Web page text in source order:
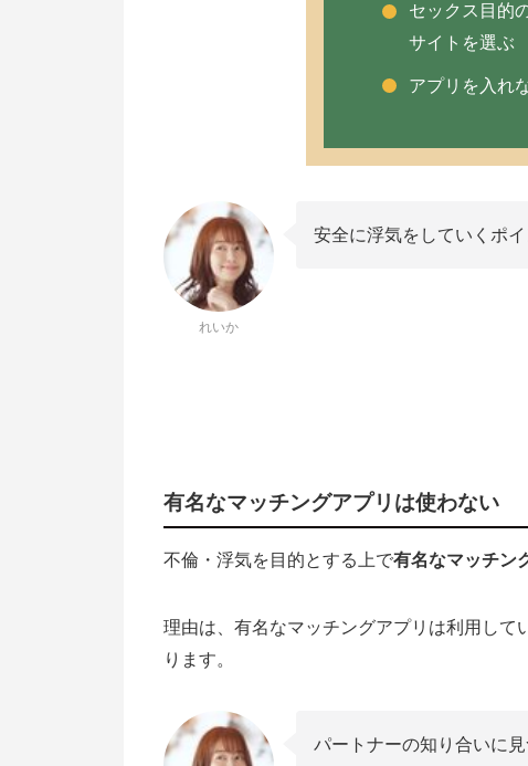
居酒屋や道端でナンパ（イケメンならおす
街コンや合コン（遠距離開催ならOK）
大学や高校の同級生と浮気（不倫）（ゼッ
パートナー（妻・夫）にばれない不倫
彼氏・彼女に浮気や不倫がバレそうに
バレずに浮気をするなら浮気専用マッ
セックス目的
サイトを選ぶ
アプリを入れ
れいか
安全に浮気をしていくポ
有名なマッチングアプリは使わない
不倫・浮気を目的とする上で有名なマッチン
理由は、有名なマッチングアプリは利用して
ります。
パートナーの知り合いに